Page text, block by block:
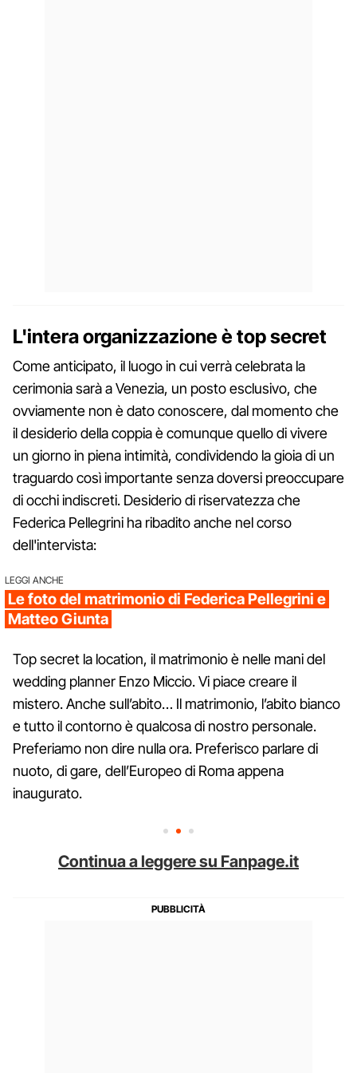
L'intera organizzazione è top secret
Come anticipato, il luogo in cui verrà celebrata la
cerimonia sarà a Venezia, un posto esclusivo, che
ovviamente non è dato conoscere, dal momento che
il desiderio della coppia è comunque quello di vivere
un giorno in piena intimità, condividendo la gioia di un
traguardo così importante senza doversi preoccupare
di occhi indiscreti. Desiderio di riservatezza che
Federica Pellegrini ha ribadito anche nel corso
dell'intervista:
LEGGI ANCHE
Le foto del matrimonio di Federica Pellegrini e
Matteo Giunta
Top secret la location, il matrimonio è nelle mani del
wedding planner Enzo Miccio. Vi piace creare il
mistero. Anche sull’abito… Il matrimonio, l’abito bianco
e tutto il contorno è qualcosa di nostro personale.
Preferiamo non dire nulla ora. Preferisco parlare di
nuoto, di gare, dell’Europeo di Roma appena
inaugurato.
Continua a leggere su Fanpage.it